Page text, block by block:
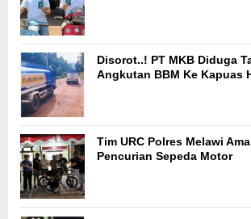
Disorot..! PT MKB Diduga
Angkutan BBM Ke Kapuas
Tim URC Polres Melawi
Pencurian Sepeda Motor